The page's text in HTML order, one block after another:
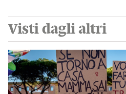
Visti dagli altri